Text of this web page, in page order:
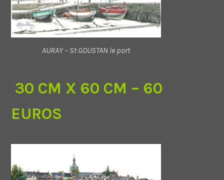
AURAY – St GOUSTAN le port
30 CM X 60 CM – 60
EUROS